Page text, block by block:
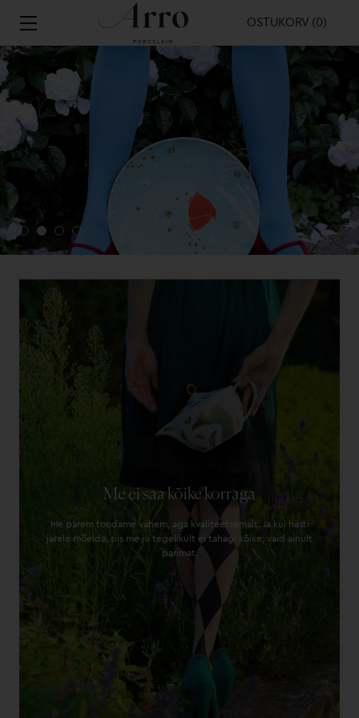
OSTUKORV (0)
Me ei saa kõike korraga
Me parem toodame vähem, aga kvaliteetsemalt. Ja kui hästi
järele mõelda, siis me ju tegelikult ei tahagi kõike, vaid ainult
parimat.